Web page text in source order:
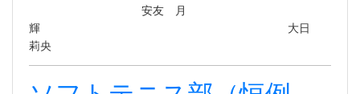
安友 月
輝 大日
莉央